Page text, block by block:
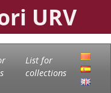
URV
List for
collections